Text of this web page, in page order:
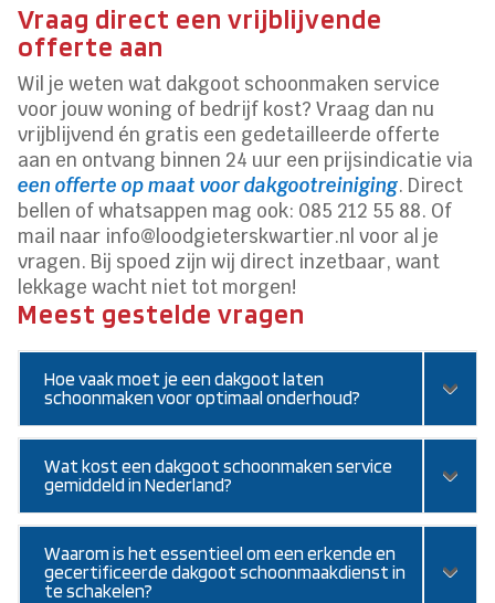
Vraag direct een vrijblijvende
offerte aan
Wil je weten wat dakgoot schoonmaken service
voor jouw woning of bedrijf kost? Vraag dan nu
vrijblijvend én gratis een gedetailleerde offerte
aan en ontvang binnen 24 uur een prijsindicatie via
een offerte op maat voor dakgootreiniging. Direct
bellen of whatsappen mag ook: 085 212 55 88. Of
mail naar info@loodgieterskwartier.nl voor al je
vragen. Bij spoed zijn wij direct inzetbaar, want
lekkage wacht niet tot morgen!
Meest gestelde vragen
Hoe vaak moet je een dakgoot laten
schoonmaken voor optimaal onderhoud?
Wat kost een dakgoot schoonmaken service
gemiddeld in Nederland?
Waarom is het essentieel om een erkende en
gecertificeerde dakgoot schoonmaakdienst in
te schakelen?